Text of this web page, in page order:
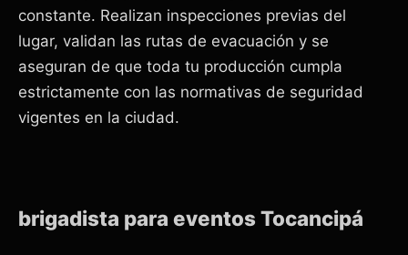
constante. Realizan inspecciones previas del
lugar, validan las rutas de evacuación y se
aseguran de que toda tu producción cumpla
estrictamente con las normativas de seguridad
vigentes en la ciudad.
brigadista para eventos Tocancipá